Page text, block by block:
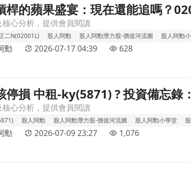
投資與避險全攻略文章頁
桿的蘋果盛宴：現在還能追嗎？
核心分析，提供會員閱讀
二N(02001L)
股人阿勳 股人阿勳潛力股-價值河流圖 股人阿勳
勳 2026-07-17 04:39 628
：從等待降息到風暴核心的三年心理戰文章頁
停損 中租-ky(5871) ? 投資備忘錄
核心分析，提供會員閱讀
股人阿勳 股人阿勳潛力股-價值河流圖 股人阿勳小學堂
勳 2026-07-09 23:27 1,076